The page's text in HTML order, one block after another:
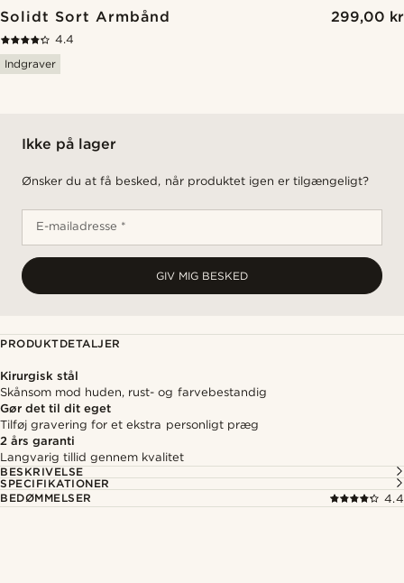
Solidt Sort Armbånd 299,00 kr
4.4
Indgraver
Ikke på lager
Ønsker du at få besked, når produktet igen er tilgængeligt?
E-mailadresse *
GIV MIG BESKED
PRODUKTDETALJER
Kirurgisk stål
Skånsom mod huden, rust- og farvebestandig
Gør det til dit eget
Tilføj gravering for et ekstra personligt præg
2 års garanti
Langvarig tillid gennem kvalitet
BESKRIVELSE
SPECIFIKATIONER
BEDØMMELSER
4.4